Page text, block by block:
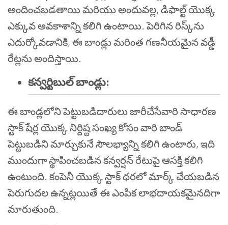
అందించబడతాయి మరియు అందువల్ల, డిఫాల్ట్ యొక్క
ఎక్కువ అవకాశాన్ని కలిగి ఉంటాయి. పెరిగిన రిస్క్‌ను
ఎదుర్కోవడానికి, ఈ బాండ్లు మరింత గణనీయమైన వడ్డీ
రేట్లను అందిస్తాయి.
కన్వర్టిబుల్ బాండ్లు:
ఈ బాండ్లలోని పెట్టుబడిదారులు జారీచేసేవారి సాధారణ
స్టాక్ షేర్ల యొక్క నిర్దిష్ట సంఖ్య కోసం వారి బాండ్
పెట్టుబడిని మార్చుకునే సౌలభ్యాన్ని కలిగి ఉంటారు, ఇది
ముందుగా స్థాపించబడిన కన్వర్షన్ రేటుపై ఆసక్తి కలిగి
ఉంటుంది. కంపెనీ యొక్క స్టాక్ ధరలో మార్క్ చేయబడిన
పెరుగుదల ఉన్నట్లయితే ఈ ఎంపిక లాభదాయకమైనదిగా
మారుతుంది.